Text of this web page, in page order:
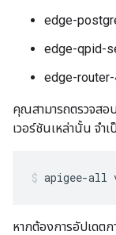
edge-
edge-qpid-
edge-router-
คุณสามารถตรวจสอ
เวอร์ชันเหล่านั้น จำ
apigee-all
หากต้องการอัปเดต